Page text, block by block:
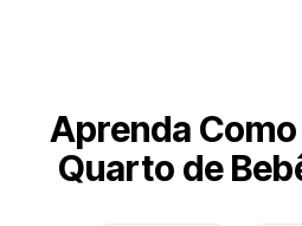
Aprenda
Quarto de